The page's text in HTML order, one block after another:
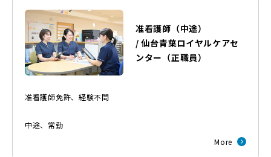
准看護師（中途）
/仙台青葉ロイヤルケアセ
ンター （正職員）
准看護師免許、経験不問
中途、 常勤
More